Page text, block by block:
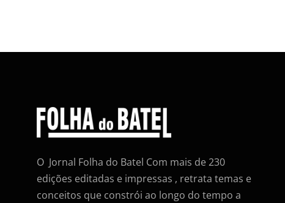
O Jornal Folha do Batel Com mais de 230
edições editadas e impressas , retrata temas e
conceitos que constrói ao longo do tempo a